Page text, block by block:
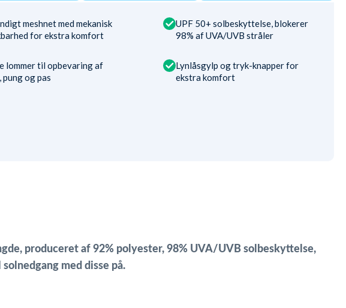
produceret af 92% polyester, 98% UVA/UVB solbeskyttelse,
med disse på.
meshnet med mekanisk
for ekstra komfort
UPF 50+ solbeskyttelse, blokerer
98% af UVA/UVB stråler
lommer til opbevaring af
pung og pas
Lynlåsgylp og tryk-knapper for
ekstra komfort